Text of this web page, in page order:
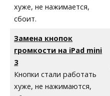
хуже, не нажимается,
сбоит.
Замена кнопок
громкости на iPad mini
3
Кнопки стали работать
хуже, не нажимаются,